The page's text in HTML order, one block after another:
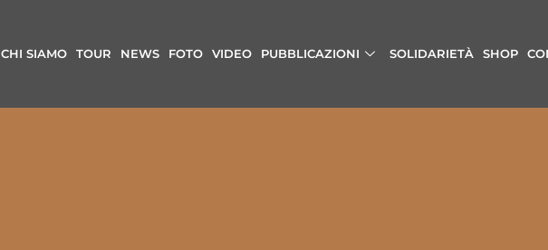
CHI SIAMO TOUR NEWS FOTO VIDEO PUBBLICAZIONI SOLIDARIETÀ SHOP